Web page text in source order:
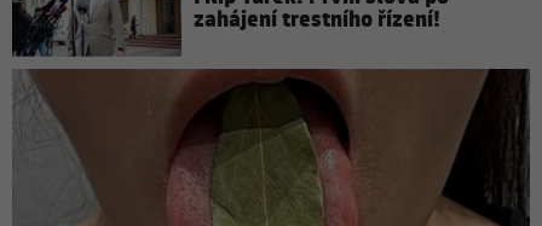
zahájení trestního řízení!